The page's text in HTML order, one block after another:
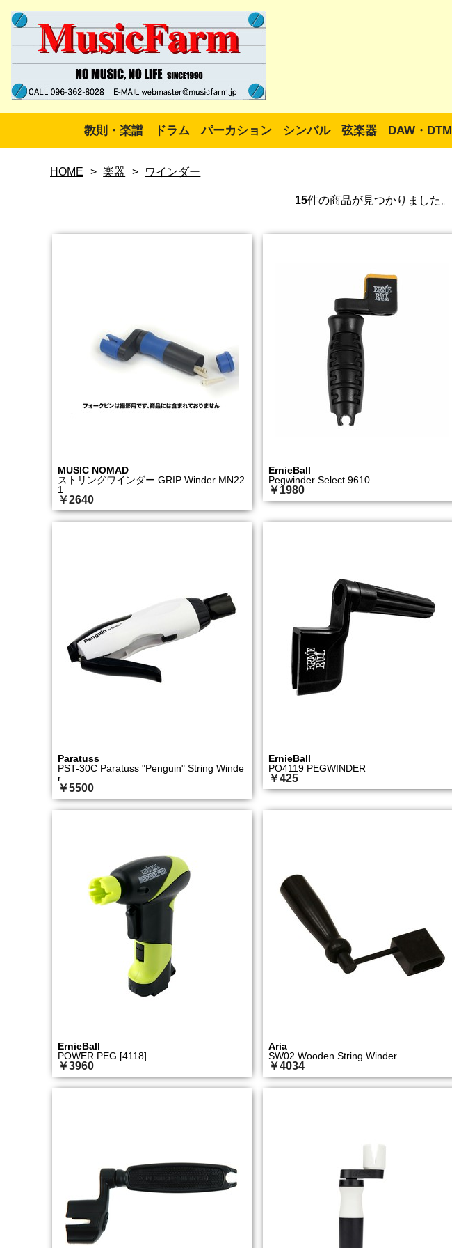
教則・楽譜 ドラム パーカション シンバル 弦楽器 DAW・DTM
HOME > 楽器 > ワインダー
15件の商品が見つかりました。
MUSIC NOMAD
ストリングワインダー GRIP Winder MN22
1
￥2640
ErnieBall
Pegwinder Select 9610
￥1980
Paratuss
PST-30C Paratuss "Penguin" String Winde
r
￥5500
ErnieBall
PO4119 PEGWINDER
￥425
ErnieBall
POWER PEG [4118]
￥3960
Aria
SW02 Wooden String Winder
￥4034